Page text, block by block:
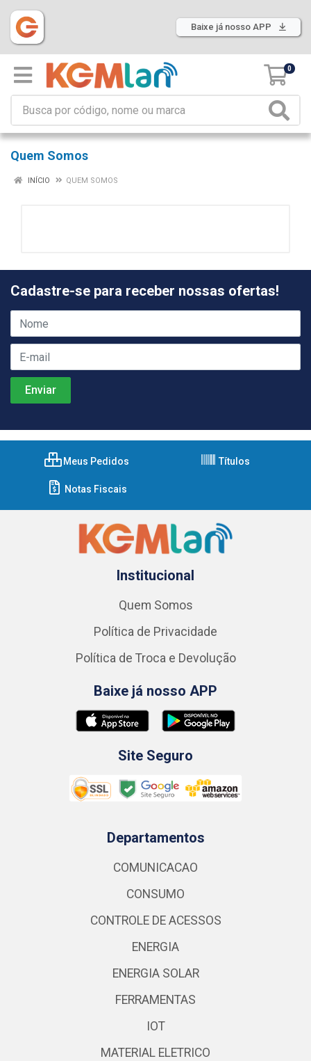
Baixe já nosso APP
0
Quem Somos
INÍCIO QUEM SOMOS
Cadastre-se para receber nossas ofertas!
Meus Pedidos Títulos
Notas Fiscais
Institucional
Quem Somos
Política de Privacidade
Política de Troca e Devolução
Baixe já nosso APP
Site Seguro
Departamentos
COMUNICACAO
CONSUMO
CONTROLE DE ACESSOS
ENERGIA
ENERGIA SOLAR
FERRAMENTAS
IOT
MATERIAL ELETRICO